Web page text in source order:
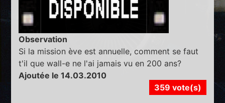
Observation
Si la mission ève est annuelle, comment se faut
t'il que wall-e ne l'ai jamais vu en 200 ans?
Ajoutée le 14.03.2010
359 vote(s)